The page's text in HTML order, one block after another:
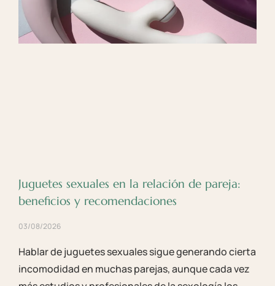
Juguetes sexuales en la relación de pareja:
beneficios y recomendaciones
03/08/2026
Hablar de juguetes sexuales sigue generando cierta
incomodidad en muchas parejas, aunque cada vez